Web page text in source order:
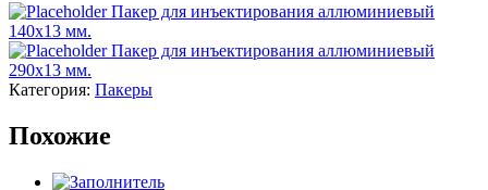
Пакер для инъектирования аллюминиевый
140х13 мм.
Пакер для инъектирования аллюминиевый
290х13 мм.
Категория: Пакеры
Похожие